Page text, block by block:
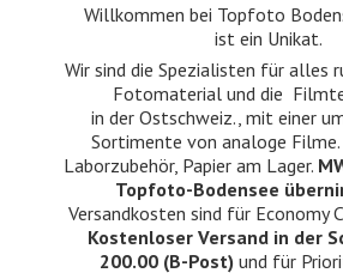
Willkommen bei Topfoto
ist ein Unikat.
Wir sind die Spezialisten für alles
Fotomaterial und die
in der Ostschweiz., mit einer
Sortimente von analoge Filme.
Laborzubehör, Papier am Lager.
Topfoto-Bodensee
Versandkosten sind für Economy
Kostenloser Versand in der
200.00 (B-Post) und für